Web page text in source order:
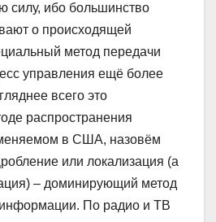
силу, ибо большинство
о происходящей
метод передачи
управления ещё более
всего это
распространения
в США, назовём
или локализация (а
– доминирующий метод
По радио и ТВ